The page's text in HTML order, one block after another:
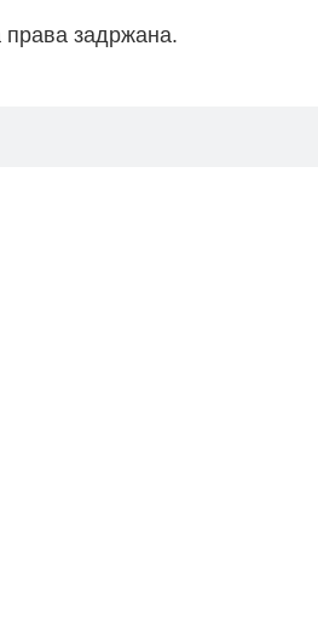
права задржана.